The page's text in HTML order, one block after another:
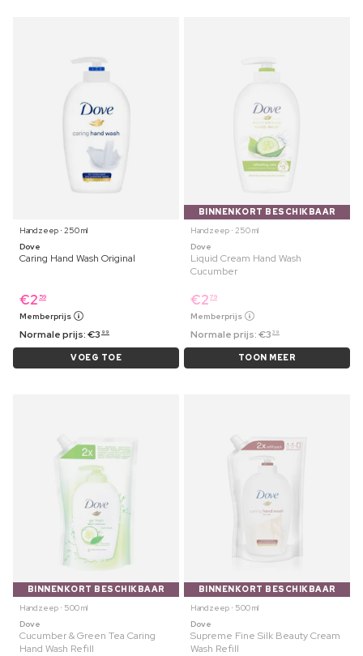
Handzeep ⋅ 250 ml
Dove
Caring Hand Wash Original
€2 59
Memberprijs
Normale prijs:€3 99
VOEG TOE
BINNENKORT BESCHIKBAAR
Handzeep ⋅ 250 ml
Dove
Liquid Cream Hand Wash
Cucumber
€2 79
Memberprijs
Normale prijs:€3 39
TOON MEER
BINNENKORT BESCHIKBAAR
Handzeep ⋅ 500 ml
Dove
Cucumber & Green Tea Caring
Hand Wash Refill
BINNENKORT BESCHIKBAAR
Handzeep ⋅ 500 ml
Dove
Supreme Fine Silk Beauty Cream
Wash Refill